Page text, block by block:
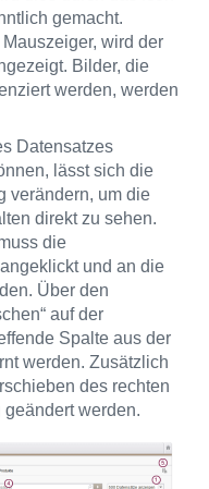
gemacht.
wird der
Bilder, die
werden, werden
Datensatzes
lässt sich die
verändern, um die
direkt zu sehen.
die
und an die
Über den
auf der
Spalte aus der
werden. Zusätzlich
des rechten
werden.